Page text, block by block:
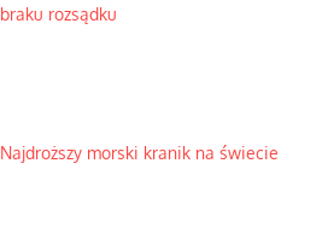
braku rozsądku
Najdroższy morski kranik na świecie